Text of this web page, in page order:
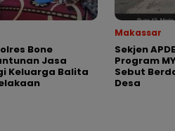
Bone
Jasa
Keluarga Balita
Makassar
Sekjen
Program
Sebut
Desa